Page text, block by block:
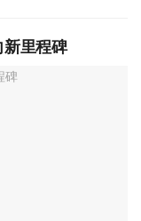
里程碑